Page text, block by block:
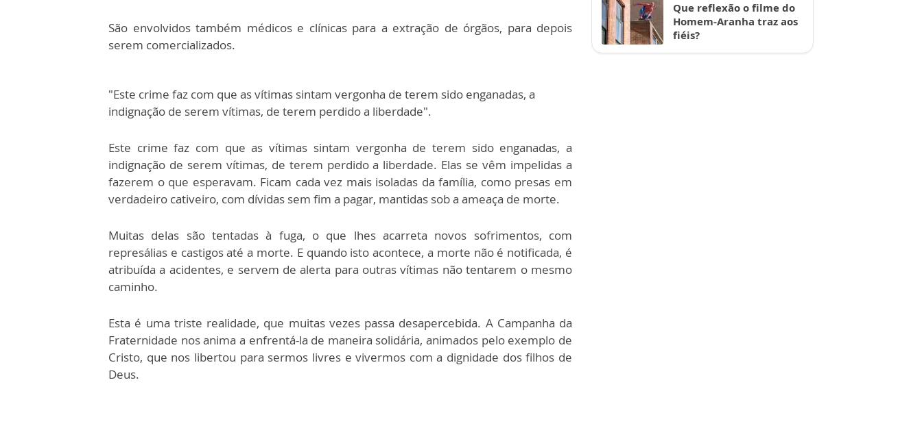
São envolvidos também médicos e clínicas para a extração de órgãos, para depois
serem comercializados.
"Este crime faz com que as vítimas sintam vergonha de terem sido enganadas, a
indignação de serem vítimas, de terem perdido a liberdade".
Este crime faz com que as vítimas sintam vergonha de terem sido enganadas, a
indignação de serem vítimas, de terem perdido a liberdade. Elas se vêm impelidas a
fazerem o que esperavam. Ficam cada vez mais isoladas da família, como presas em
verdadeiro cativeiro, com dívidas sem fim a pagar, mantidas sob a ameaça de morte.
Muitas delas são tentadas à fuga, o que lhes acarreta novos sofrimentos, com
represálias e castigos até a morte. E quando isto acontece, a morte não é notificada, é
atribuída a acidentes, e servem de alerta para outras vítimas não tentarem o mesmo
caminho.
Esta é uma triste realidade, que muitas vezes passa desapercebida. A Campanha da
Fraternidade nos anima a enfrentá-la de maneira solidária, animados pelo exemplo de
Cristo, que nos libertou para sermos livres e vivermos com a dignidade dos filhos de
Deus.
Que reflexão o filme do
Homem-Aranha traz aos
fiéis?